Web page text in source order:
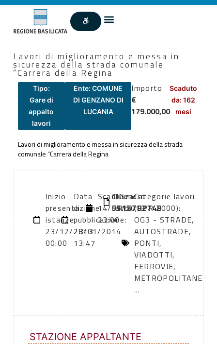
Lavori di miglioramento e messa in
sicurezza della strada comunale
“Carrera della Regina
Tipo:
Gare di
appalto
lavori
Ente: COMUNE
DI GENZANO DI
LUCANIA
Importo
€
179.000,00
Scaduto
da: 162
mesi
Lavori di miglioramento e messa in sicurezza della strada
comunale “Carrera della Regina
Inizio
presentazione
istanze:
23/12/2013
00:00
Data
di
pubblicazione:
28/01/2014
13:47
Scadenza:
14/01/2013
23:00
Numero
atto:
CIG:
551578274B
Categorie lavori
(DPR 2000):
OG3 - STRADE,
AUTOSTRADE,
PONTI,
VIADOTTI,
FERROVIE,
METROPOLITANE
...
STAZIONE APPALTANTE